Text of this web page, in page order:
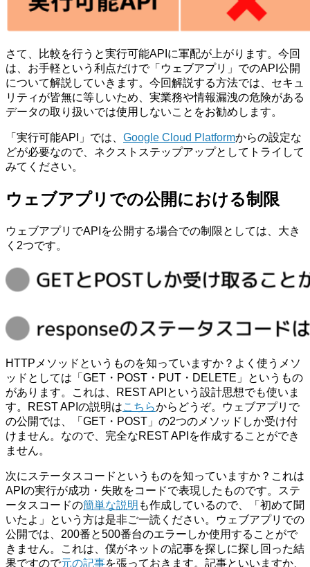
さて、比較を行うと実行可能APIに軍配が上がります。今回
は、お手軽という利点だけで「ウェブアプリ」でのAPI公開
について解説していきます。今回解説する方法では、セキュ
リティが皆無に等しいため、実業務や情報漏洩の危険がある
データの取り扱いでは使用しないことをお勧めします。
「実行可能API」では、 Google Cloud Platformからの設定な
どが必要なので、ネクストステップアップとしてトライして
みてください。
ウェブアプリでの公開における制限
ウェブアプリでAPIを公開する場合での制限としては、大き
く2つです。
HTTPメソッドというものを知っていますか？よく使うメソ
ッドとしては「GET・POST・PUT・DELETE」というもの
があります。これは、REST APIという設計思想でも使いま
す。REST APIの説明はこちらからどうぞ。ウェブアプリで
の公開では、「GET・POST」の2つのメソッドしか受け付
けません。なので、完全なREST APIを作成することができ
ません。
次にステータスコードというものを知っていますか？これは
APIの実行が成功・失敗をコードで表現したものです。ステ
ータスコードの簡単な説明 も作成しているので、「初めて聞
いたよ」という方は是非ご一読ください。ウェブアプリでの
公開では、200番と500番台のエラーしか使用することがで
きません。これは、僕がネットの記事を探しに探し回った結
果ですので元の記事を張っておきます。記事といいますか、